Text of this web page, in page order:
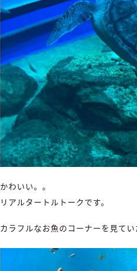
かわいい。。
リアルタートルトークです。
カラフルなお魚のコーナーを見て